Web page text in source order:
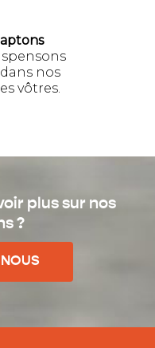
nos
vôtres.
plus sur nos
?